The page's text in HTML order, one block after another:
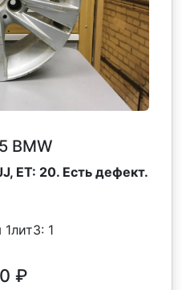
BMW
ET: 20. Есть дефект.
1
₽